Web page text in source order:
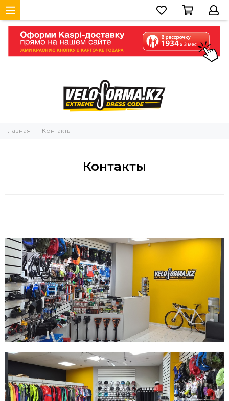
Главная Контакты
Контакты